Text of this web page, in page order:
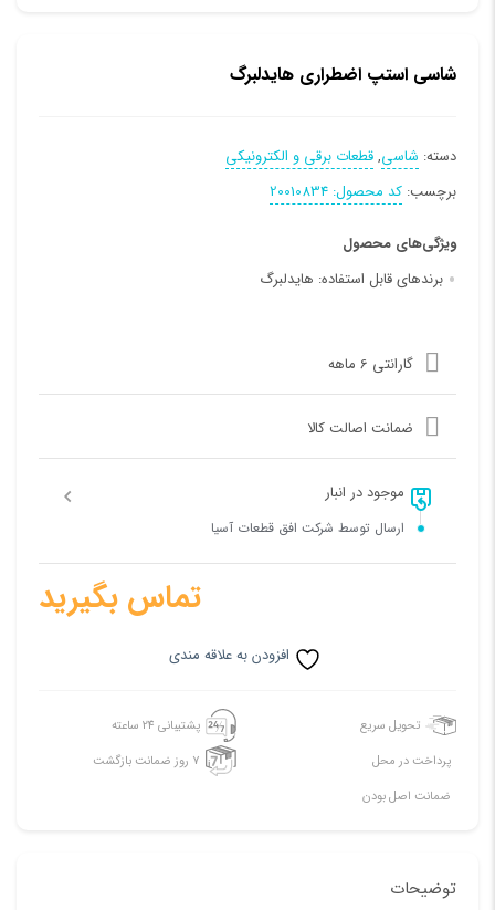
شاسی استپ اضطراری هایدلبرگ
دسته: شاسی,قطعات برقی و الکترونیکی
برچسب: کد محصول: 20010834
ویژگی‌های محصول
برندهای قابل استفاده: هایدلبرگ
گارانتی 6 ماهه
ضمانت اصالت کالا
موجود در انبار
ارسال توسط شرکت افق قطعات آسیا
تماس بگیرید
افزودن به علاقه مندی
تحویل سریع
پشتیبانی 24 ساعته
پرداخت در محل
7 روز ضمانت بازگشت
ضمانت اصل بودن
توضیحات